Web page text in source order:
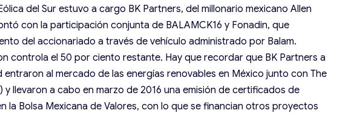
del Sur estuvo a cargo BK Partners, del millonario mexicano Allen
con la participación conjunta de BALAMCK16 y Fonadin, que
del accionariado a través de vehículo administrado por Balam.
controla el 50 por ciento restante. Hay que recordar que BK Partners a
entraron al mercado de las energías renovables en México junto con The
y llevaron a cabo en marzo de 2016 una emisión de certificados de
la Bolsa Mexicana de Valores, con lo que se financian otros proyectos